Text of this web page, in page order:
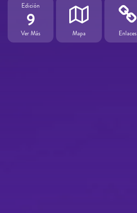
Edición
9
Ver Más Mapa Enlaces